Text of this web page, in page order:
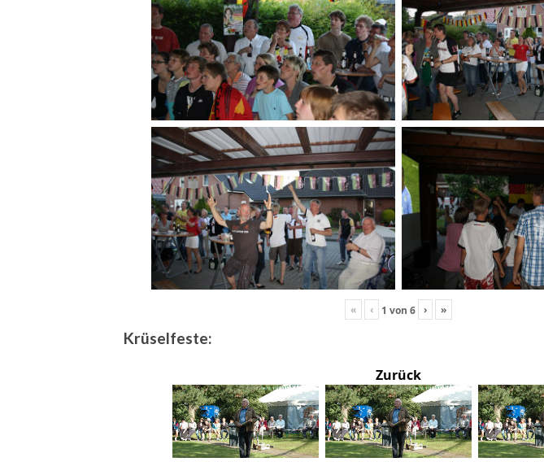
« ‹ 1 von 6 › »
Krüselfeste:
Zurück